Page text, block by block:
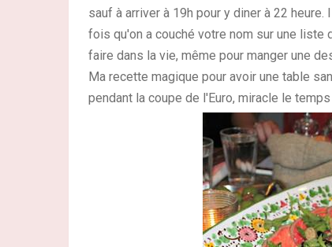
sauf à arriver à 19h pour y diner à 22
fois qu'on a couché votre nom sur une
faire dans la vie, même pour manger une
Ma recette magique pour avoir une table
pendant la coupe de l'Euro, miracle le